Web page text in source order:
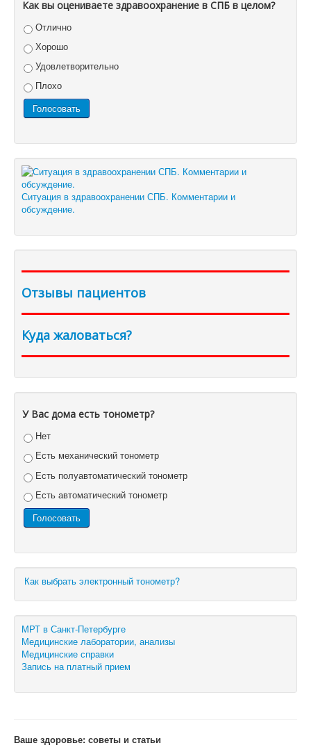
Как вы оцениваете здравоохранение в СПБ в целом?
Отлично
Хорошо
Удовлетворительно
Плохо
Ситуация в здравоохранении СПБ. Комментарии и
обсуждение.
Отзывы пациентов
Куда жаловаться?
У Вас дома есть тонометр?
Нет
Есть механический тонометр
Есть полуавтоматический тонометр
Есть автоматический тонометр
Как выбрать электронный тонометр?
МРТ в Санкт-Петербурге
Медицинские лаборатории, анализы
Медицинские справки
Запись на платный прием
Ваше здоровье: советы и статьи